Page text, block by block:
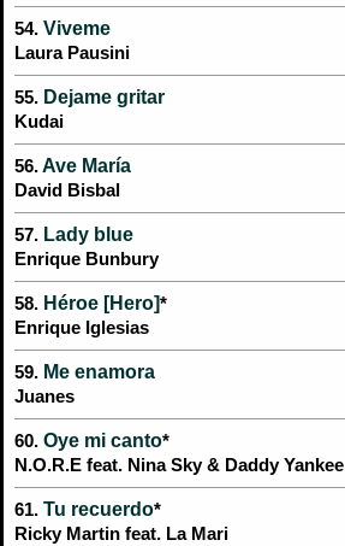
54. Viveme
Laura Pausini
55. Dejame gritar
Kudai
56.Ave María
David Bisbal
57. Lady blue
Enrique Bunbury
58. Héroe [Hero]*
Enrique Iglesias
59. Me enamora
Juanes
60. Oye mi canto*
N.O.R.E feat. Nina Sky & Daddy Yankee
61. Tu recuerdo*
Ricky Martin feat. La Mari